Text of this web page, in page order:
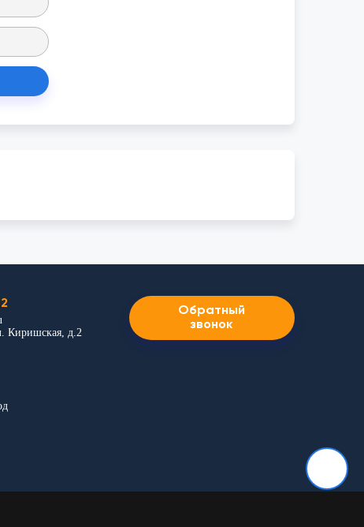
Киришская, д.2
Обратный
звонок